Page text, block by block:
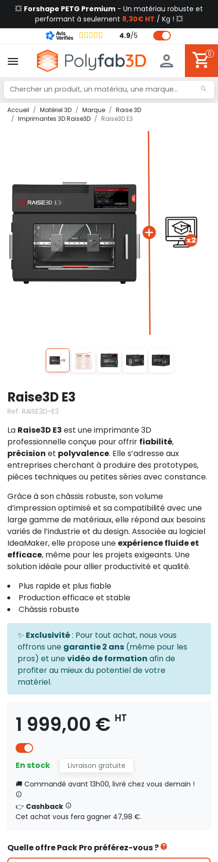
💥 Forshape PETG Premium - Un matériau robuste et
performant à seulement 8,30€ HT / Kg ! 💥
4.9/5
0
Accueil Matériel 3D Marque
Raise 3D
Imprimantes 3D Raise3D
Raise3D E3
Raise3D E3
Ref. RAISE3D-E3
La Raise3D E3 est une imprimante 3D
professionnelle conçue pour offrir fiabilité,
précision et polyvalence. Elle s’adresse aux
entreprises cherchant à produire des prototypes,
pièces techniques ou petites séries avec constance.
Grâce à son châssis robuste, son volume
d’impression optimisé et sa compatibilité avec une
large gamme de matériaux, elle répond aux besoins
variés de l’industrie et du design. Associée au logiciel
IdeaMaker, elle propose une expérience fluide et
efficace, même pour les projets exigeants. Une
solution idéale pour allier productivité et qualité.
Plus rapide et plus fiable
Production efficace et stable
Châssis robuste
✨ Exclusivité: Pour tout achat, nous vous
offrons une garantie 2 ans (même pour les
pros) et unevidéo de formation afin de
profiter au mieux du potentiel de votre
matériel.
1 999,00 € HT
En stock
Livraison gratuite
🚚 Commandé avant 13h00, livré chez vous demain !
👉 Cashback
Cet achat vous fera gagner 47,98 €.
Quelle offre Pack Pro préférez-vous ?